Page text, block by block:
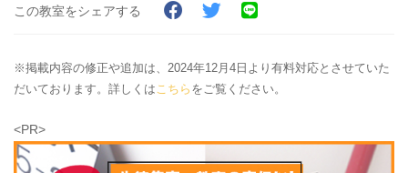
この教室をシェアする
※掲載内容の修正や追加は、2024年12月4日より有料対応とさせていた
だいております。詳しくはこちら をご覧ください。
<PR>